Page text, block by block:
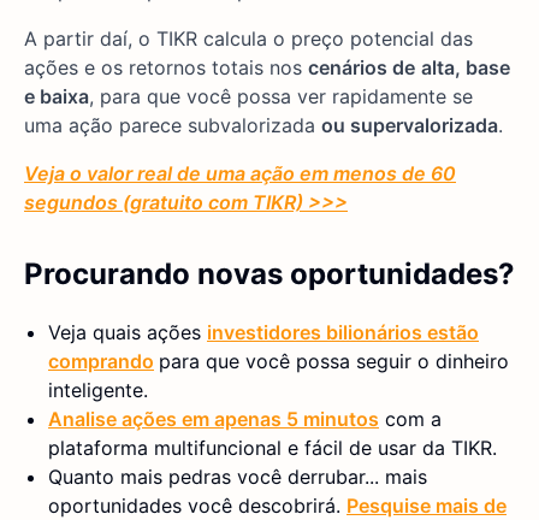
A partir daí, o TIKR calcula o preço potencial das
ações e os retornos totais nos cenários de alta, base
e baixa, para que você possa ver rapidamente se
uma ação parece subvalorizada ou supervalorizada.
Veja o valor real de uma ação em menos de 60
segundos (gratuito com TIKR) >>>
Procurando novas oportunidades?
Veja quais ações investidores bilionários estão
comprando para que você possa seguir o dinheiro
inteligente.
Analise ações em apenas 5 minutos com a
plataforma multifuncional e fácil de usar da TIKR.
Quanto mais pedras você derrubar... mais
oportunidades você descobrirá. Pesquise mais de